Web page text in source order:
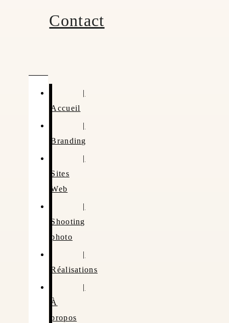
Contact
Accueil
Branding
Sites
Web
Shooting
photo
Réalisations
À
propos